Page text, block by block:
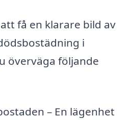
få en klarare bild av
i
överväga följande
– En lägenhet